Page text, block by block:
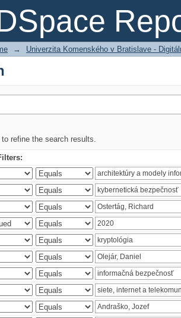
→ Univerzita Komenského v Bratislave -
refine the search results.